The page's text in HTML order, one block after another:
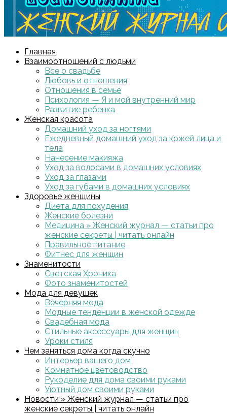
Главная
Взаимоотношений с людьми
Все о свадьбе
Любовь и отношения
Отношения в семье
Психология — Я и мой внутренний мир
Развитие ребенка
Женская красота
Домашний уход за ногтями
Ежедневный домашний уход за кожей лица и
тела
Нанесение макияжа
Уход за волосами в домашних условиях
Уход за глазами
Уход за губами в домашних условиях
Здоровье женщины
Диета для похудения
Женские болезни
Медицина » Женский журнал — статьи про
женские секреты | читать онлайн
Правильное питание
Фитнес для женщин
Знаменитости
Светская Хроника
Фото знаменитостей
Мода для девушек
Вечерняя мода
Модные тенденции в женской одежде
Свадебная мода
Стильные аксессуары для женщин
Уроки стиля
Чем заняться дома когда скучно
Интерьер вашего дом
Комнатное цветоводство
Рукоделие для дома своими руками
Уютный дом своими руками
Новости » Женский журнал — статьи про
женские секреты | читать онлайн